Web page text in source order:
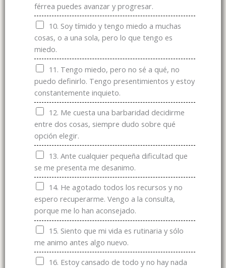
férrea puedes avanzar y progresar.
10. Soy tímido y tengo miedo a muchas
cosas, o a una sola, pero lo que tengo es
miedo.
11. Tengo miedo, pero no sé a qué, no
puedo definirlo. Tengo presentimientos y estoy
constantemente inquieto.
12. Me cuesta una barbaridad decidirme
entre dos cosas, siempre dudo sobre qué
opción elegir.
13. Ante cualquier pequeña dificultad que
se me presenta me desanimo.
14. He agotado todos los recursos y no
espero recuperarme. Vengo a la consulta,
porque me lo han aconsejado.
15. Siento que mi vida es rutinaria y sólo
me animo antes algo nuevo.
16. Estoy cansado de todo y no hay nada